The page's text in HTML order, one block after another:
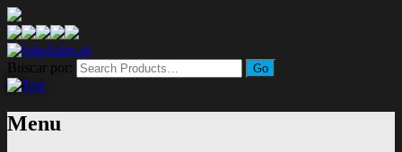
Buscar por:
Menu